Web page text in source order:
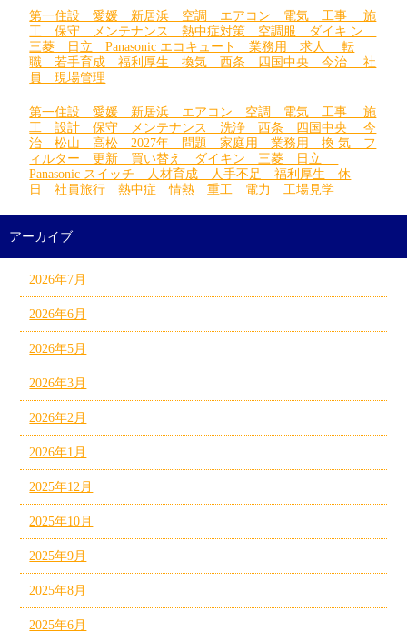
第一住設 愛媛 新居浜 空調 エアコン 電気 工事 施
工 保守 メンテナンス 熱中症対策 空調服 ダイキ ン
三菱 日立 Panasonic エコキュート 業務用 求人 転
職 若手育成 福利厚生 換気 西条 四国中央 今治 社
員 現場管理
第一住設 愛媛 新居浜 エアコン 空調 電気 工事 施
工 設計 保守 メンテナンス 洗浄 西条 四国中央 今
治 松山 高松 2027年 問題 家庭用 業務用 換 気 フ
ィルター 更新 買い替え ダイキン 三菱 日立
Panasonic スイッチ 人材育成 人手不足 福利厚生 休
日 社員旅行 熱中症 情熱 重工 電力 工場見学
アーカイブ
2026年7月
2026年6月
2026年5月
2026年3月
2026年2月
2026年1月
2025年12月
2025年10月
2025年9月
2025年8月
2025年6月